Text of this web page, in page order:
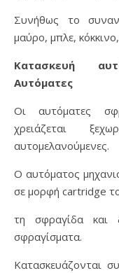
Συνήθως το
μαύρο, μπλε,
Κατασκευή
Αυτόματες
Οι αυτόματες
χρειάζεται
αυτομελανούμενες.
Ο αυτόματος
σε μορφή cartridge
τη σφραγίδα και
σφραγίσματα.
Κατασκευάζονται